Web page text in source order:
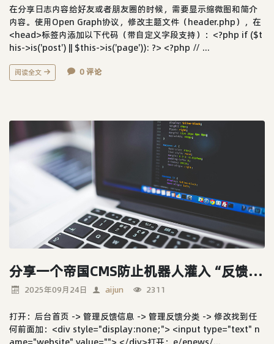
在分享日志内容给好友或者朋友圈的时候，需要显示缩微图和简介
内容。使用Open Graph协议，修改主题文件（header.php），在
<head>标签内添加以下代码（带自定义字段支持）：<?php if ($t
his->is('post') || $this->is('page')): ?> <?php // ...
阅读全文 0 评论
分享一个帝国CMS防止机器人灌入“反馈信息”的办法
2025年09月24日 aijun 2311
打开：后台首页 -> 管理反馈信息 -> 管理反馈分类 -> 修改找到任
何前面加：<div style="display:none;"> <input type="text" n